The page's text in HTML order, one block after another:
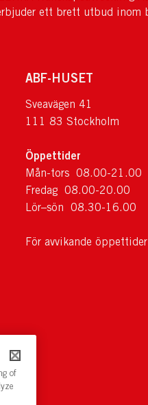
ett brett utbud inom
ABF-HUSET
Sveavägen 41
111 83 Stockholm
Öppettider
Mån-tors 08.00-21.00
Fredag 08.00-20.00
Lör–sön 08.30-16.00
För avvikande
of